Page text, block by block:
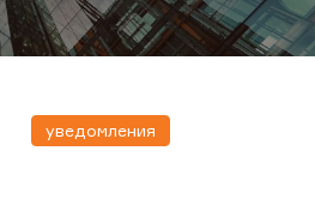
уведомления